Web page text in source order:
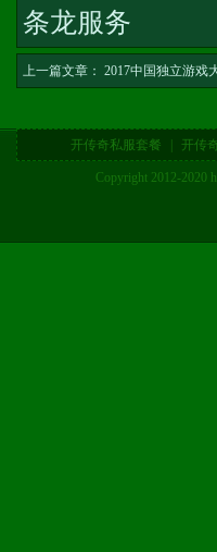
条龙服务
上一篇文章： 2017中国独立游戏
开传奇私服套餐 开传
Copyright 2012-